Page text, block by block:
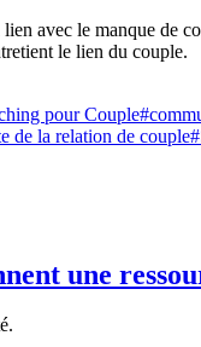
avec le manque de
le lien du couple.
pour Couple
de la relation de couple
une